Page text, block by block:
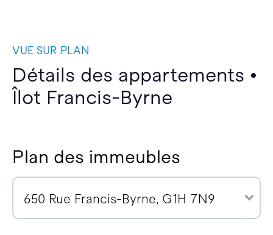
VUE SUR PLAN
Détails des appartements •
Îlot Francis-Byrne
Plan des immeubles
650 Rue Francis-Byrne, G1H 7N9